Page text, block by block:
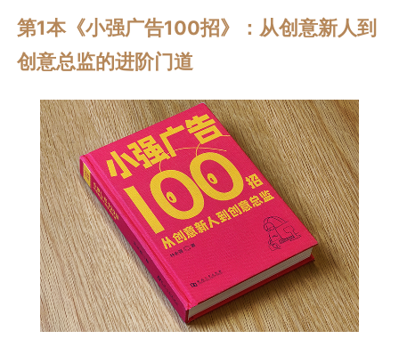
第1本《小强广告100招》
：从创意新人到
创意总监的进阶门道